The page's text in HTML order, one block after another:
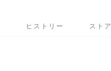
ヒストリー ストア